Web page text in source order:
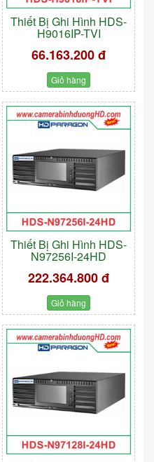
Thiết Bị Ghi Hình HDS-
H9016IP-TVI
66.163.200 đ
Giỏ hàng
Thiết Bị Ghi Hình HDS-
N97256I-24HD
222.364.800 đ
Giỏ hàng